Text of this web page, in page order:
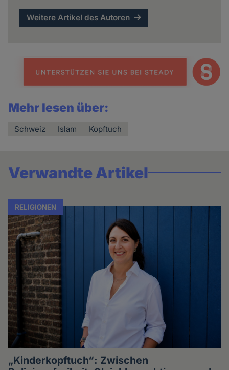
Weitere Artikel des Autoren
Mehr lesen über:
Schweiz Islam Kopftuch
Verwandte Artikel
RELIGIONEN
„Kinderkopftuch“: Zwischen